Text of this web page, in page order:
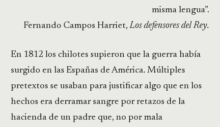
misma lengua”.
Fernando Campos Harriet,Los defensores del Rey.
En 1812 los chilotes supieron que la guerra había
surgido en las Españas de América. Múltiples
pretextos se usaban para justificar algo que en los
hechos era derramar sangre por retazos de la
hacienda de un padre que, no por mala